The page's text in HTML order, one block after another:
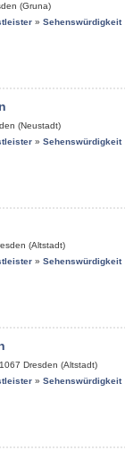
(Gruna)
» Sehenswürdigkeit
(Neustadt)
» Sehenswürdigkeit
(Altstadt)
» Sehenswürdigkeit
Dresden (Altstadt)
» Sehenswürdigkeit